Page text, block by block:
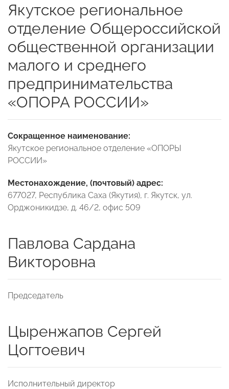
Якутское региональное
отделение Общероссийской
общественной организации
малого и среднего
предпринимательства
«ОПОРА РОССИИ»
Сокращенное наименование:
Якутское региональное отделение «ОПОРЫ
РОССИИ»
Местонахождение, (почтовый) адрес:
677027, Республика Саха (Якутия), г. Якутск, ул.
Орджоникидзе, д. 46/2, офис 509
Павлова Сардана
Викторовна
Председатель
Цыренжапов Сергей
Цогтоевич
Исполнительный директор